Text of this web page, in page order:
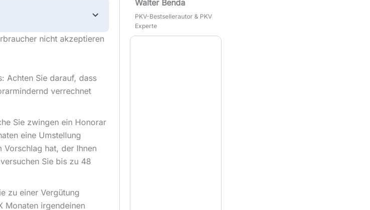
nicht akzeptieren
Achten Sie darauf, dass
verrechnet
Sie zwingen ein Honorar
eine Umstellung
hat, der Ihnen
Sie bis zu 48
zu einer Vergütung
Monaten irgendeinen
Walter Benda
PKV-Bestsellerautor & PKV
Experte